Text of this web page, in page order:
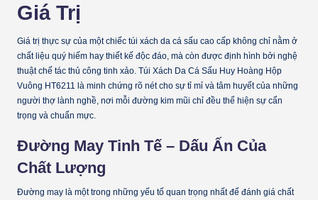
Giá Trị
Giá trị thực sự của một chiếc túi xách da cá sấu cao cấp không chỉ nằm ở
chất liệu quý hiếm hay thiết kế độc đáo, mà còn được định hình bởi nghệ
thuật chế tác thủ công tinh xảo. Túi Xách Da Cá Sấu Huy Hoàng Hộp
Vuông HT6211 là minh chứng rõ nét cho sự tỉ mỉ và tâm huyết của những
người thợ lành nghề, nơi mỗi đường kim mũi chỉ đều thể hiện sự cẩn
trọng và chuẩn mực.
Đường May Tinh Tế – Dấu Ấn Của
Chất Lượng
Đường may là một trong những yếu tố quan trọng nhất để đánh giá chất